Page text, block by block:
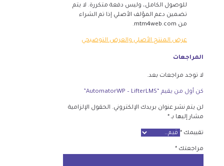
للوصول الكامل، وليس دفعة متكررة. لا يتم
تضمين دعم المؤلف الأصلي إذا تم الشراء
من mtm4web.com.
عرض المنتج الأصلي والعرض التوضيحي
المراجعات
لا توجد مراجعات بعد.
كن أول من يقيم “AutomatorWP – LifterLMS”
لن يتم نشر عنوان بريدك الإلكتروني.
الحقول الإلزامية
مشار إليها بـ *
تقييمك *
مراجعتك *